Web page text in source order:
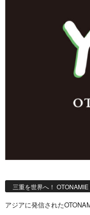
三重を世界へ！
アジアに発信された